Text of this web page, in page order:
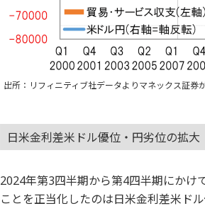
出所：リフィニティブ社データよりマネックス証券
日米金利差米ドル優位・円劣位の拡大
2024年第3四半期から第4四半期にかけ
ことを正当化したのは日米金利差米ド